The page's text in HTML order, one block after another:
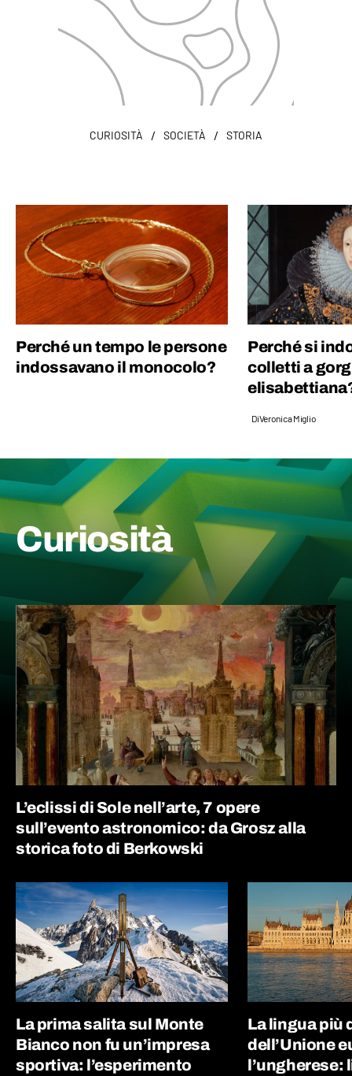
CURIOSITÀ / SOCIETÀ / STORIA
Perché un tempo le persone
indossavano il monocolo?
Perché si
colletti a
DiVeronica Miglio
Curiosità
L’eclissi di Sole nell’arte, 7 opere
sull’evento astronomico: da Grosz alla
storica foto di Berkowski
La prima salita sul Monte
Bianco non fu un’impresa
sportiva: l’esperimento
La lingua più
dell’Unione
l’ungherese: